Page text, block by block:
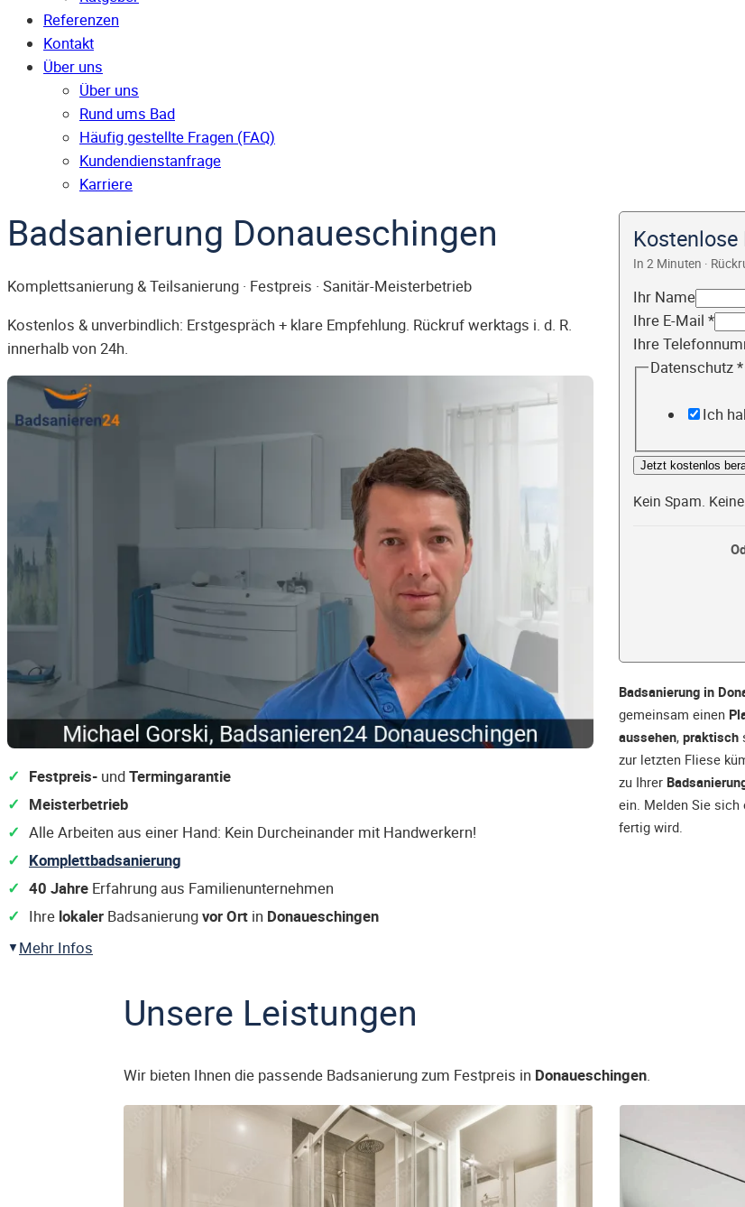
Referenzen
Kontakt
Über uns
Über uns
Rund ums Bad
Häufig gestellte Fragen (FAQ)
Kunden­dienst­anfrage
Karriere
Badsanierung Donaueschingen
Komplettsanierung & Teilsanierung · Festpreis · Sanitär-Meisterbetrieb
Kostenlos & unverbindlich: Erstgespräch + klare Empfehlung. Rückruf werktags i. d. R.
innerhalb von 24h.
Festpreis- undTermingarantie
Meisterbetrieb
Alle Arbeiten aus einer Hand: Kein Durcheinander mit Handwerkern!
Komplettbadsanierung
40 Jahre Erfahrung aus Familienunternehmen
Ihre lokaler Badsanierungvor Ort in Donaueschingen
Mehr Infos
In 2 Minuten ·
Ihr Name
Ihre E-Mail *
Ihre
Datenschutz*
Ich
Jetzt kostenlos
Kein Spam.
Badsanierung in
gemeinsam einen
aussehen, praktisch
zur letzten Fliese
zu Ihrer
ein. Melden Sie sich
fertig wird.
Unsere Leistungen
Wir bieten Ihnen die passende Badsanierung zum Festpreis in Donaueschingen.